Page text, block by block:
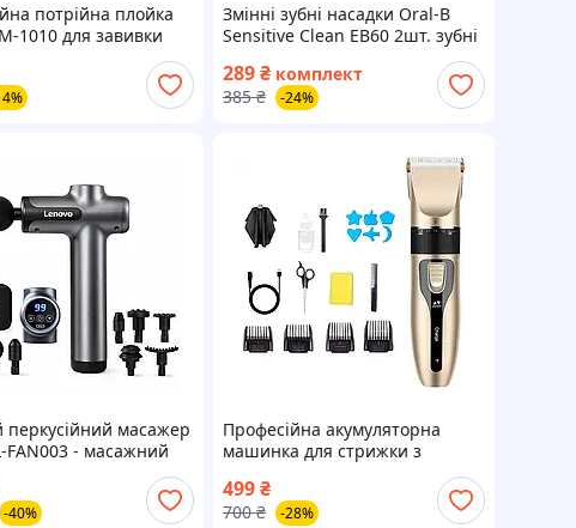
потрійна плойка
1010 для завивки
Змінні зубні насадки Oral-B
Sensitive Clean EB60 2шт. зубні
електричних щіток сенсітів
клін
289₴ комплект
385 ₴ -24%
перкусійний масажер
FAN003 - масажний
13 кг, 99 режимів, 8
-40%
Професійна акумуляторна
машинка для стрижки з
набором аксесуарів
499₴
700 ₴ -28%